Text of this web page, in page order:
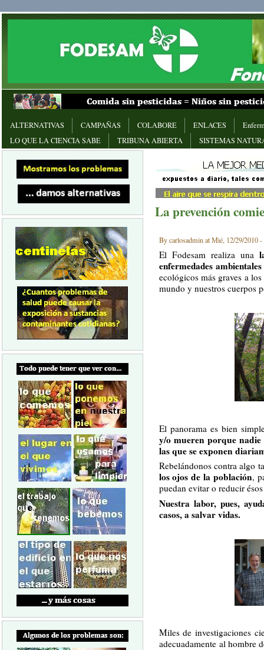
ALTERNATIVAS CAMPAÑAS COLABORE ENLACES
LO QUE LA CIENCIA SABE
TRIBUNA ABIERTA SISTEMAS
La prevención
By carlosadmin at Mié, 12/29/2010 -
El Fodesam realiza una
enfermedades
ecológicos más graves a
mundo y nuestros cuerpos
El panorama es bien
y/o mueren porque nadie
las que se exponen
Rebelándonos contra algo
los ojos de la población,
puedan evitar o reducir
Nuestra labor, pues,
casos, a salvar vidas.
Miles de investigaciones
adecuadamente al hombre